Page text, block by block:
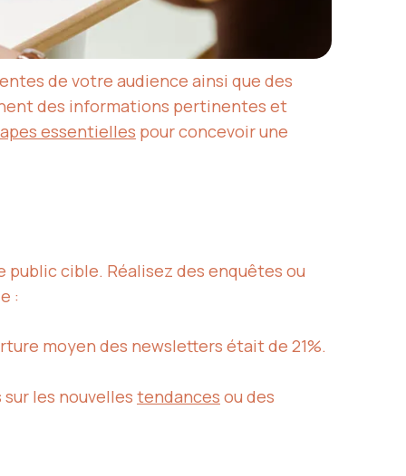
de votre audience ainsi que des
des informations pertinentes et
essentielles pour concevoir une
cible. Réalisez des enquêtes ou
:
moyen des newsletters était de 21%.
les nouvelles tendances ou des